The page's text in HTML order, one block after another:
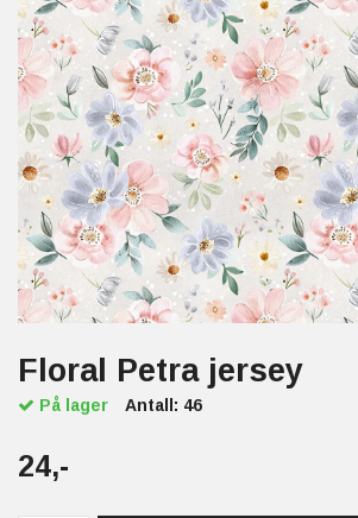
Floral Petra jersey
På lager Antall: 46
24,-